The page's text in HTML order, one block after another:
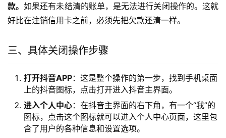
款。如果还有未结清的账单，是无法进行关闭操作的。这就
好比在注销信用卡之前，必须先把欠款还清一样。
三、具体关闭操作步骤
打开抖音APP：这是整个操作的第一步，找到手机桌面
上的抖音图标，点击打开进入抖音主界面。
进入个人中心：在抖音主界面的右下角，有一个“我”的
图标，点击这个图标就可以进入个人中心页面，这里包
含了用户的各种信息和设置选项。